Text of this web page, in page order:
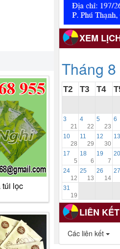
túi lọc
XEM
Tháng
T2 T3 T4
3
21
4
22
5
23
6
10
28
11
29
12
30
13
17
5
18
6
19
7
20
24
12
25
13
26
14
27
31
19
LIÊN
Các liên kết